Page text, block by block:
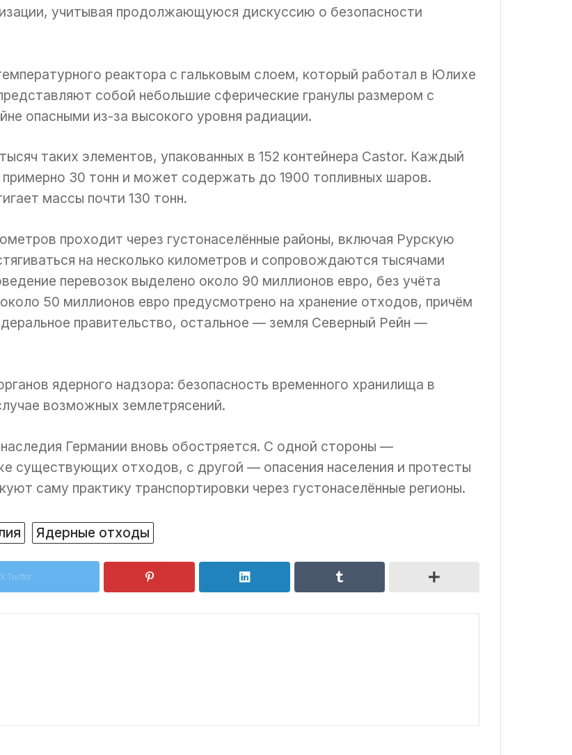
учитывая продолжающуюся дискуссию о безопасности
реактора с гальковым слоем, который работал в Юлихе
собой небольшие сферические гранулы размером с
опасными из-за высокого уровня радиации.
таких элементов, упакованных в 152 контейнера Castor. Каждый
30 тонн и может содержать до 1900 топливных шаров.
массы почти 130 тонн.
проходит через густонаселённые районы, включая Рурскую
на несколько километров и сопровождаются тысячами
перевозок выделено около 90 миллионов евро, без учёта
50 миллионов евро предусмотрено на хранение отходов, причём
правительство, остальное — земля Северный Рейн —
ядерного надзора: безопасность временного хранилища в
возможных землетрясений.
Германии вновь обостряется. С одной стороны —
существующих отходов, с другой — опасения населения и протесты
саму практику транспортировки через густонаселённые регионы.
Ядерные отходы
X Twitter